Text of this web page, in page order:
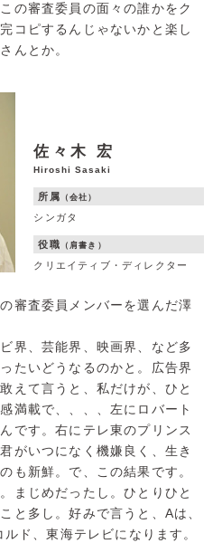
の審査委員の面々の誰かをク
コピするんじゃないかと楽し
んとか。
佐々木 宏
Hiroshi Sasaki
所属 （会社）
シンガタ
役職 （肩書き）
クリエイティブ・ディレクター
審査委員メンバーを選んだ澤
界、芸能界、映画界、など多
たいどうなるのかと。広告界
えて言うと、私だけが、ひと
満載で、、、、左にロバート
です。右にテレ東のプリンス
がいつになく機嫌良く、生き
も新鮮。で、この結果です。
まじめだったし。ひとりひと
と多し。好みで言うと、Aは、
ド、東海テレビになります。